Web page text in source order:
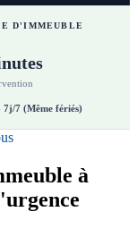
D'IMMEUBLE
7j/7 (Même fériés)
à